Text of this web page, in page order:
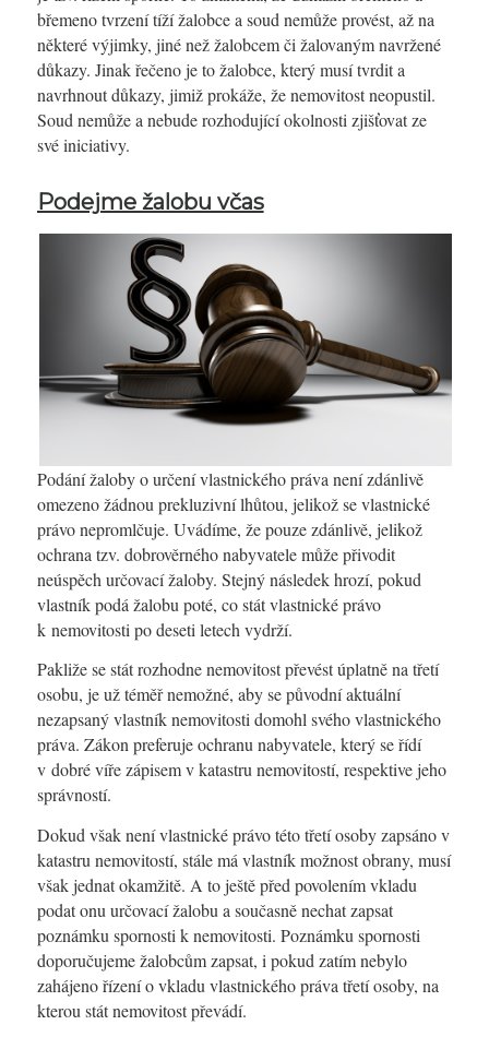
břemeno tvrzení tíží žalobce a soud nemůže provést, až na
některé výjimky, jiné než žalobcem či žalovaným navržené
důkazy. Jinak řečeno je to žalobce, který musí tvrdit a
navrhnout důkazy, jimiž prokáže, že nemovitost neopustil.
Soud nemůže a nebude rozhodující okolnosti zjišťovat ze
své iniciativy.
Podejme žalobu včas
Podání žaloby o určení vlastnického práva není zdánlivě
omezeno žádnou prekluzivní lhůtou, jelikož se vlastnické
právo nepromlčuje. Uvádíme, že pouze zdánlivě, jelikož
ochrana tzv. dobrověrného nabyvatele může přivodit
neúspěch určovací žaloby. Stejný následek hrozí, pokud
vlastník podá žalobu poté, co stát vlastnické právo
k nemovitosti po deseti letech vydrží.
Pakliže se stát rozhodne nemovitost převést úplatně na třetí
osobu, je už téměř nemožné, aby se původní aktuální
nezapsaný vlastník nemovitosti domohl svého vlastnického
práva. Zákon preferuje ochranu nabyvatele, který se řídí
v dobré víře zápisem v katastru nemovitostí, respektive jeho
správností.
Dokud však není vlastnické právo této třetí osoby zapsáno v
katastru nemovitostí, stále má vlastník možnost obrany, musí
však jednat okamžitě. A to ještě před povolením vkladu
podat onu určovací žalobu a současně nechat zapsat
poznámku spornosti k nemovitosti. Poznámku spornosti
doporučujeme žalobcům zapsat, i pokud zatím nebylo
zahájeno řízení o vkladu vlastnického práva třetí osoby, na
kterou stát nemovitost převádí.